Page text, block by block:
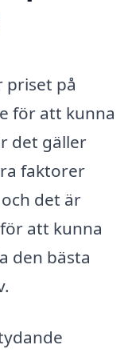
priset på
för att kunna
det gäller
faktorer
det är
att kunna
den bästa